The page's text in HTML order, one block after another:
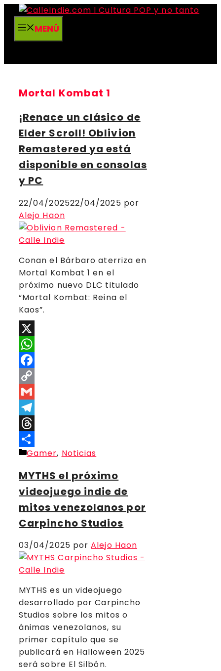
Saltar
contenidoMENÚ
Mortal Kombat 1
¡Renace un clásico de
Elder Scroll! Oblivion
Remastered ya está
disponible en consolas
y PC
22/04/202522/04/2025 por
Alejo Haon
Conan el Bárbaro aterriza en
Mortal Kombat 1 en el
próximo nuevo DLC titulado
“Mortal Kombat: Reina el
Kaos”.
X
WhatsApp
Facebook
Copy
Link
Gmail
Telegram
Threads
Compartir
Categorías
Gamer, Noticias
MYTHS el próximo
videojuego indie de
mitos venezolanos por
Carpincho Studios
03/04/2025 porAlejo Haon
MYTHS es un videojuego
desarrollado por Carpincho
Studios sobre los mitos o
ánimas venezolanos, su
primer capítulo que se
publicará en Halloween 2025
será sobre El Silbón.